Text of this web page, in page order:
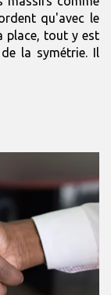
qu'avec le
place, tout y est
la symétrie. Il